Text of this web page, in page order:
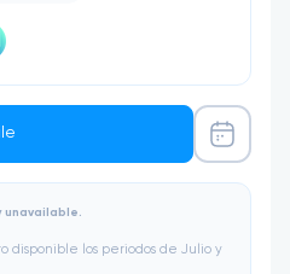
los periodos de Julio y